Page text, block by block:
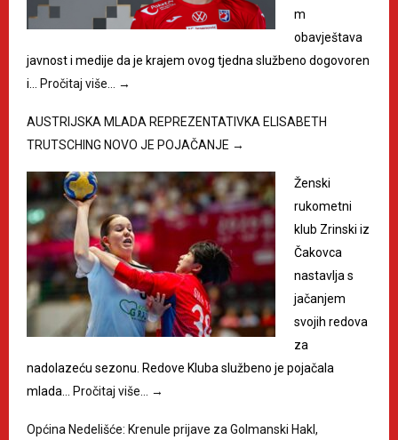
m
obavještava
javnost i medije da je krajem ovog tjedna službeno dogovoren
i… Pročitaj više… →
AUSTRIJSKA MLADA REPREZENTATIVKA ELISABETH
TRUTSCHING NOVO JE POJAČANJE →
Ženski
rukometni
klub Zrinski iz
Čakovca
nastavlja s
jačanjem
svojih redova
za
nadolazeću sezonu. Redove Kluba službeno je pojačala
mlada… Pročitaj više… →
Općina Nedelišće: Krenule prijave za Golmanski Hakl,